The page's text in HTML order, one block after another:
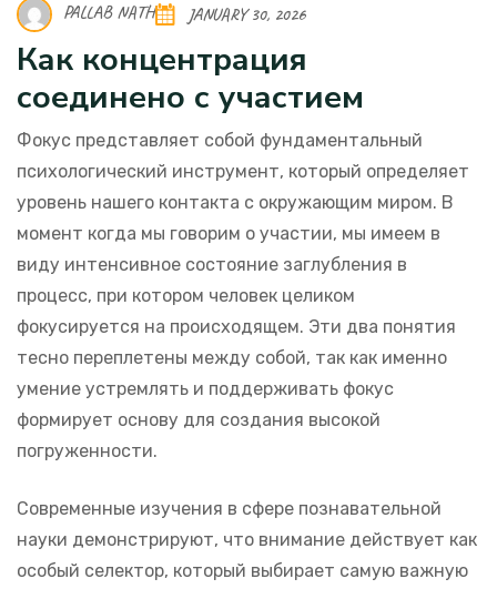
PALLAB NATH JANUARY 30, 2026
Как концентрация
соединено с участием
Фокус представляет собой фундаментальный
психологический инструмент, который определяет
уровень нашего контакта с окружающим миром. В
момент когда мы говорим о участии, мы имеем в
виду интенсивное состояние заглубления в
процесс, при котором человек целиком
фокусируется на происходящем. Эти два понятия
тесно переплетены между собой, так как именно
умение устремлять и поддерживать фокус
формирует основу для создания высокой
погруженности.
Современные изучения в сфере познавательной
науки демонстрируют, что внимание действует как
особый селектор, который выбирает самую важную